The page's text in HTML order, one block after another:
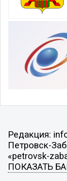
Редакция:
Петровск-
«petrovsk-
ПОКАЗАТЬ